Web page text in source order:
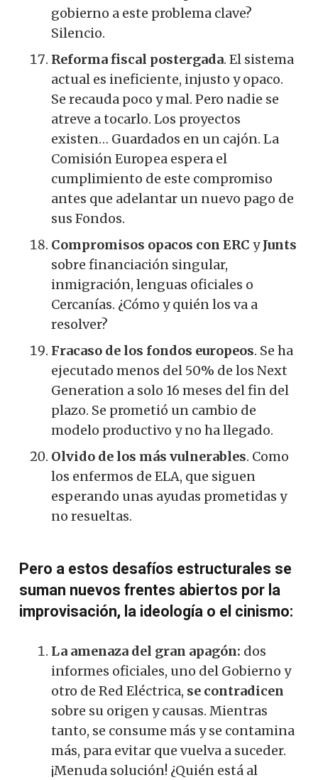
gobierno a este problema clave?
Silencio.
Reforma fiscal postergada. El sistema
actual es ineficiente, injusto y opaco.
Se recauda poco y mal. Pero nadie se
atreve a tocarlo. Los proyectos
existen… Guardados en un cajón. La
Comisión Europea espera el
cumplimiento de este compromiso
antes que adelantar un nuevo pago de
sus Fondos.
Compromisos opacos con ERC yJunts
sobre financiación singular,
inmigración, lenguas oficiales o
Cercanías. ¿Cómo y quién los va a
resolver?
Fracaso de los fondos europeos. Se ha
ejecutado menos del 50% de los Next
Generation a solo 16 meses del fin del
plazo. Se prometió un cambio de
modelo productivo y no ha llegado.
Olvido de los más vulnerables. Como
los enfermos de ELA, que siguen
esperando unas ayudas prometidas y
no resueltas.
Pero a estos desafíos estructurales se
suman nuevos frentes abiertos por la
improvisación, la ideología o el cinismo:
La amenaza del gran apagón: dos
informes oficiales, uno del Gobierno y
otro de Red Eléctrica, se contradicen
sobre su origen y causas. Mientras
tanto, se consume más y se contamina
más, para evitar que vuelva a suceder.
¡Menuda solución! ¿Quién está al